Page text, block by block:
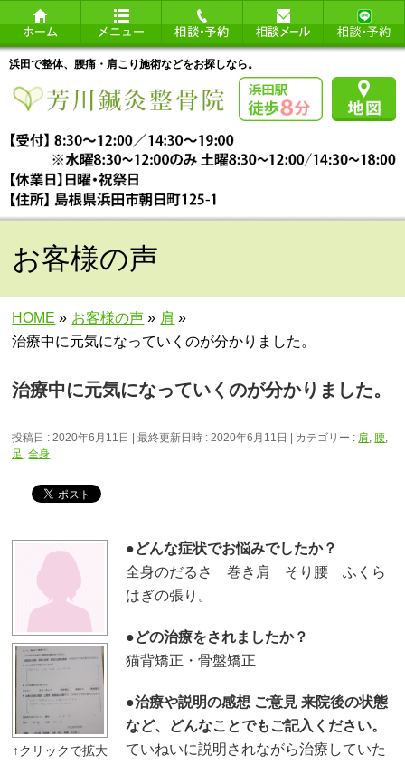
浜田で整体、腰痛・肩こり施術などをお探しなら。
お客様の声
HOME » お客様の声 » 肩 »
治療中に元気になっていくのが分かりました。
治療中に元気になっていくのが分かりました。
投稿日 : 2020年6月11日 最終更新日時 : 2020年6月11日 カテゴリー : 肩, 腰,
足 ,全身
●どんな症状でお悩みでしたか？
全身のだるさ 巻き肩 そり腰 ふくら
はぎの張り。
●どの治療をされましたか？
猫背矯正・骨盤矯正
●治療や説明の感想 ご意見 来院後の状態
など、どんなことでもご記入ください。
ていねいに説明されながら治療していた